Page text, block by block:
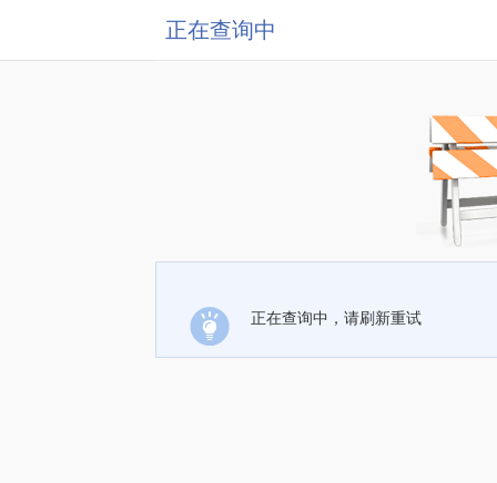
正在查询中
正在查询中，请刷新重试